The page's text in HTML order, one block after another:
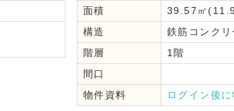
面積
39.57㎡
構造
鉄筋コンクリ
階層
1階
間口
物件資料
ログイン後